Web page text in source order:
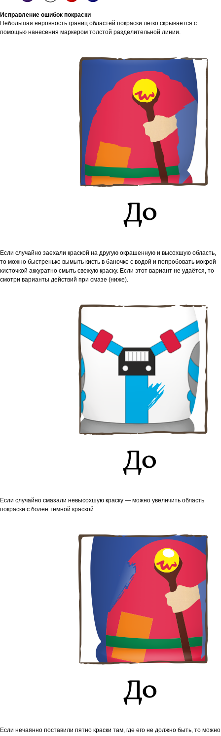
Исправление ошибок покраски
Небольшая неровность границ областей покраски легко скрывается с
помощью нанесения маркером толстой разделительной линии.
Если случайно заехали краской на другую окрашенную и высохшую область,
то можно быстренько вымыть кисть в баночке с водой и попробовать мокрой
кисточкой аккуратно смыть свежую краску. Если этот вариант не удаётся, то
смотри варианты действий при смазе (ниже).
Если случайно смазали невысохшую краску — можно увеличить область
покраски с более тёмной краской.
Если нечаянно поставили пятно краски там, где его не должно быть, то можно